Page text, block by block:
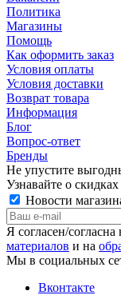
Политика
Магазины
Помощь
Как оформить заказ
Условия оплаты
Условия доставки
Возврат товара
Информация
Блог
Вопрос-ответ
Бренды
Не упустите
Узнавайте о
Новости
Я согласен/согласна
материалов и на
Мы в социальных
Вконтакте